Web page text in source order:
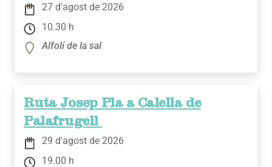
27 d'agost de 2026
10.30 h
Alfolí de la sal
Ruta Josep Pla a Calella de
Palafrugell
29 d'agost de 2026
19.00 h